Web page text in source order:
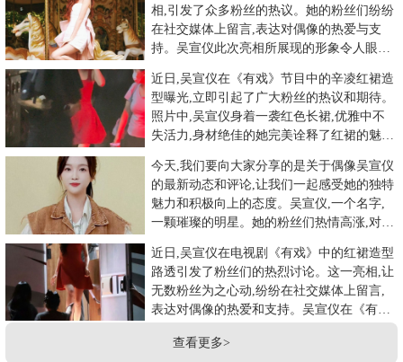
相,引发了众多粉丝的热议。她的粉丝们纷纷
在社交媒体上留言,表达对偶像的热爱与支
持。吴宣仪此次亮相所展现的形象令人眼前
近日,吴宣仪在《有戏》节目中的辛凌红裙造
型曝光,立即引起了广大粉丝的热议和期待。
照片中,吴宣仪身着一袭红色长裙,优雅中不
失活力,身材绝佳的她完美诠释了红裙的魅
今天,我们要向大家分享的是关于偶像吴宣仪
的最新动态和评论,让我们一起感受她的独特
魅力和积极向上的态度。吴宣仪,一个名字,
一颗璀璨的明星。她的粉丝们热情高涨,对她
近日,吴宣仪在电视剧《有戏》中的红裙造型
路透引发了粉丝们的热烈讨论。这一亮相,让
无数粉丝为之心动,纷纷在社交媒体上留言,
表达对偶像的热爱和支持。吴宣仪在《有
查看更多>